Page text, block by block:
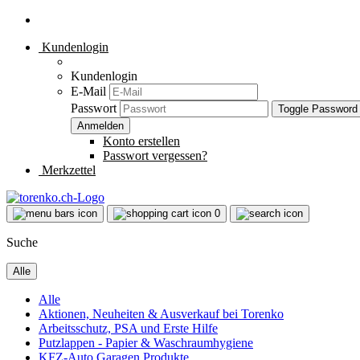
Kundenlogin
Kundenlogin
E-Mail
Passwort
Toggle
Konto erstellen
Passwort vergessen?
Merkzettel
0
Suche
Alle
Alle
Aktionen, Neuheiten & Ausverkauf bei Torenko
Arbeitsschutz, PSA und Erste Hilfe
Putzlappen - Papier & Waschraumhygiene
KFZ-Auto Garagen Produkte